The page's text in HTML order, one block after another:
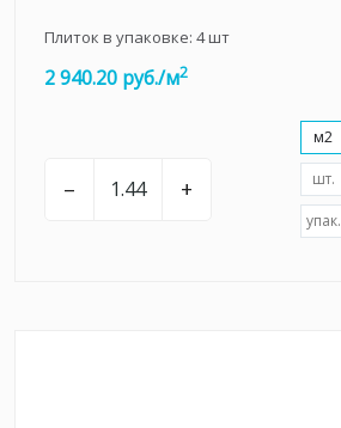
Плиток в упаковке: 4шт
2 940.20 руб./м2
– +
м2
шт.
упак.